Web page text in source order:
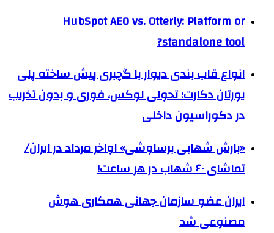
HubSpot AEO vs. Otterly: Platform or
standalone tool?
انواع قاب بندی دیوار با گچبری پیش ساخته پلی
یورتان دکارت؛ تحولی لوکس، فوری و بدون تخریب
در دکوراسیون داخلی
«بارش شهابی برساوشی» اواخر مرداد در ایران/
تماشای ۶۰ شهاب در هر ساعت!
ایران عضو سازمان جهانی همکاری هوش
مصنوعی شد